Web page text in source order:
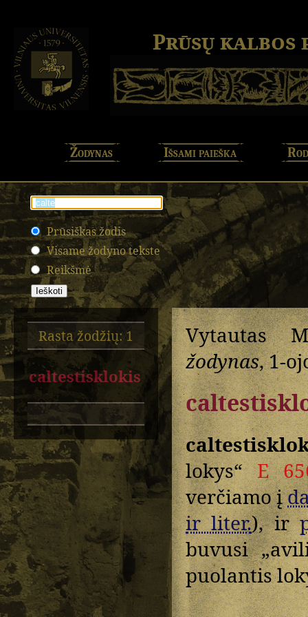
Prūsų kalbos
Žodynas Išsami paieška
Prūsiškas žodis
Visame žodyno tekste
Reikšmė
Rasta žodžių: 1
caltestisklokis
Vytautas
žodynas, 1-
lokys“E
verčiamo į
ir liter.), ir
buvusi
puolantis